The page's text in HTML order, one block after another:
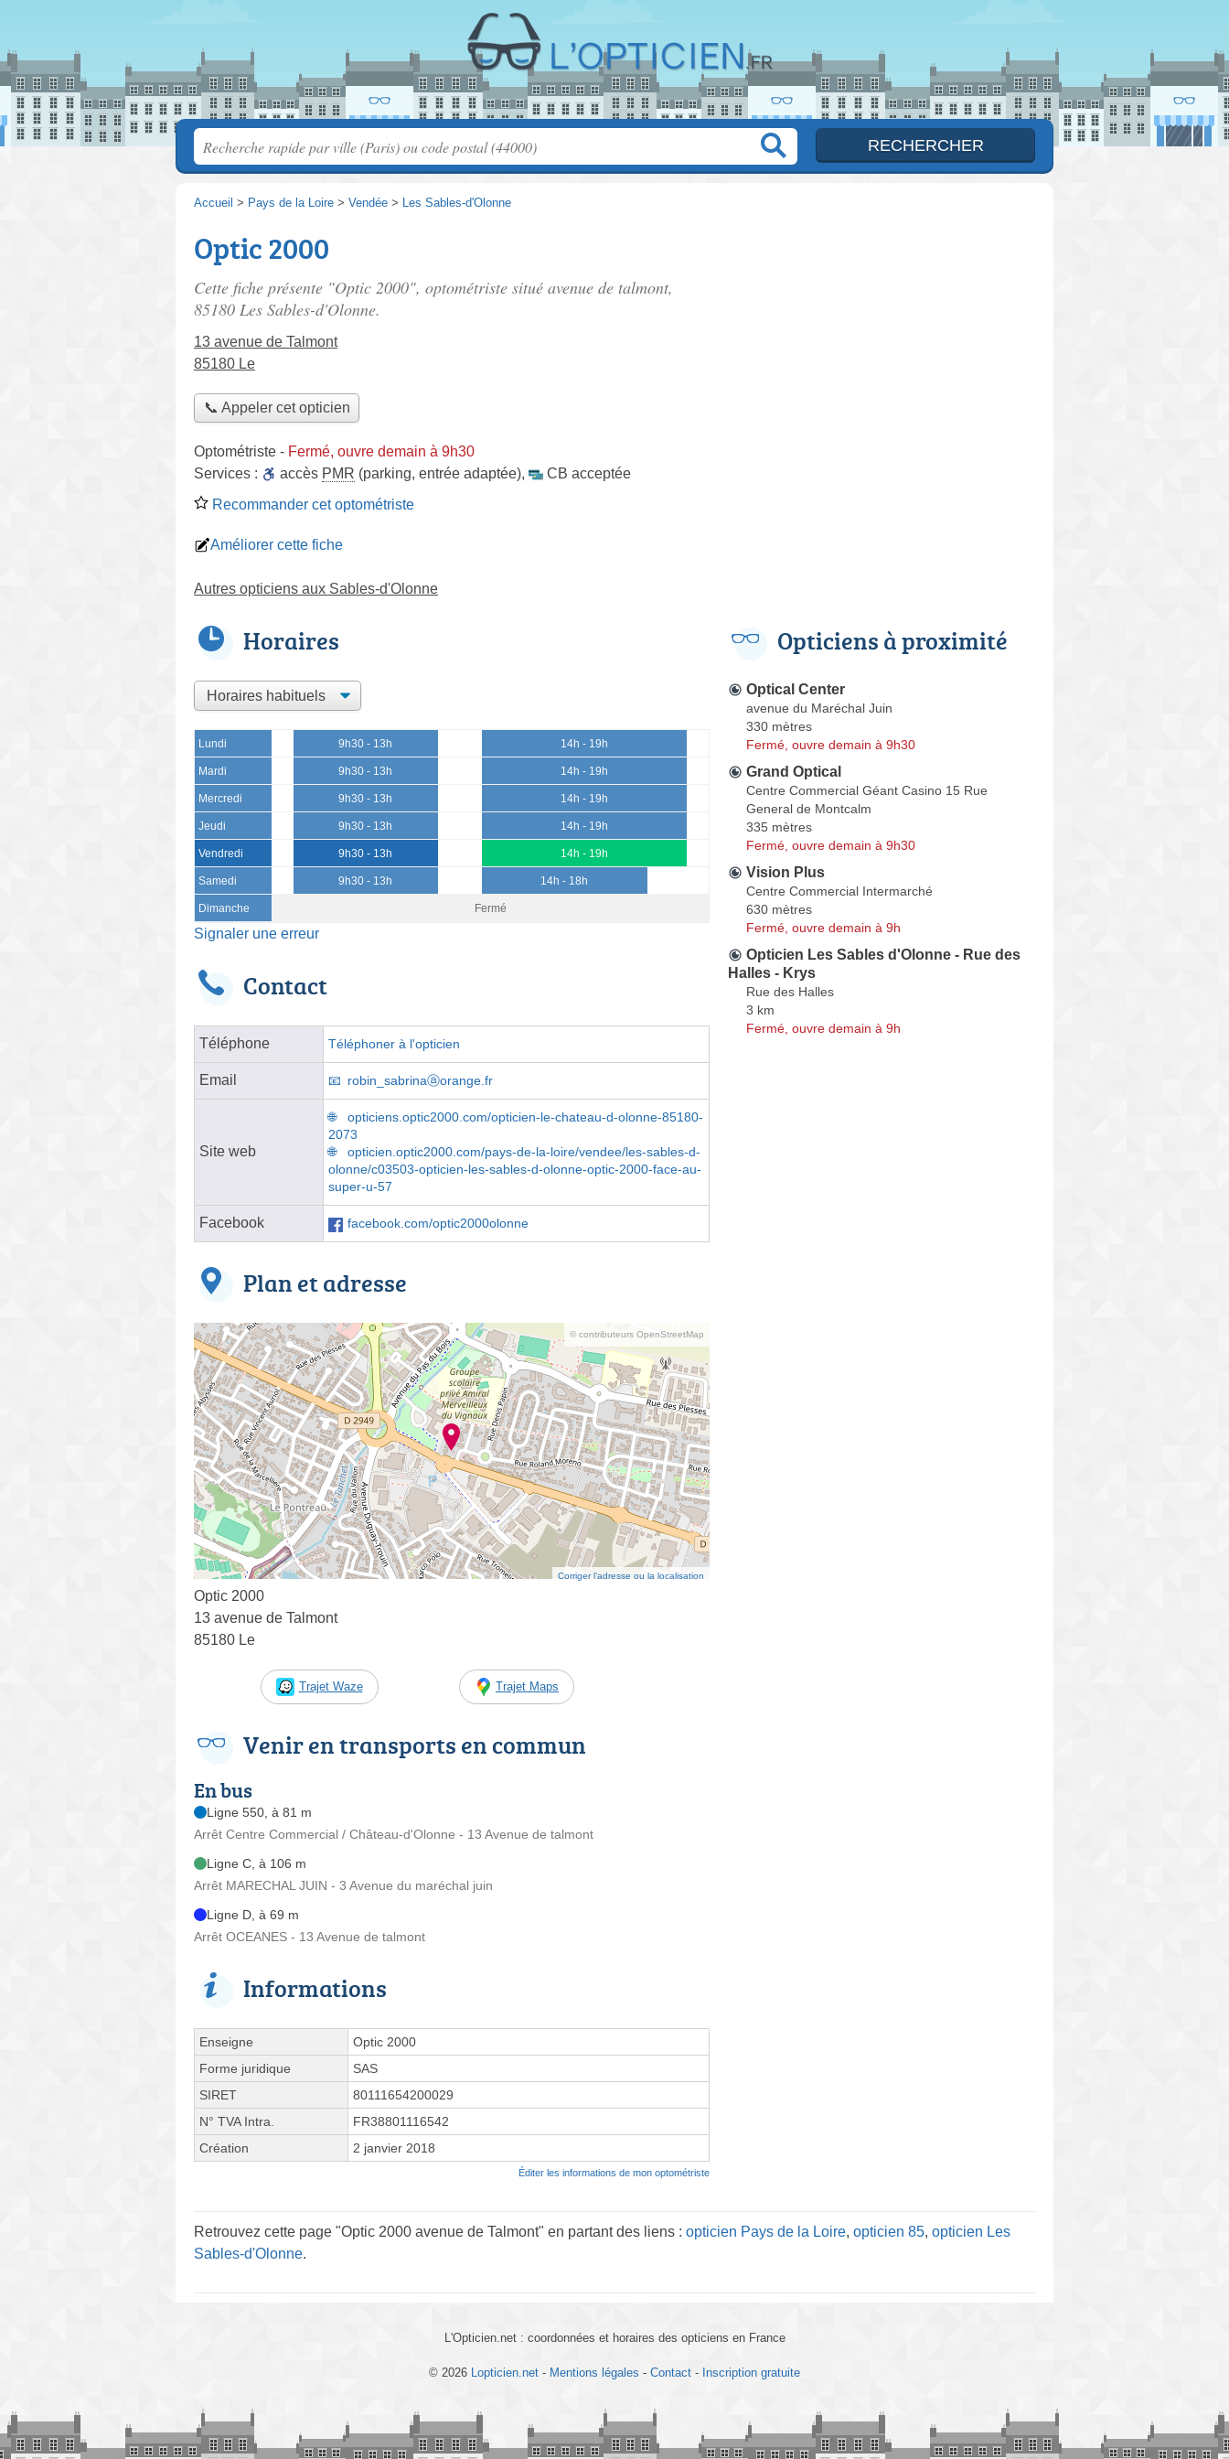
Accueil > Pays de la Loire > Vendée > Les Sables-d'Olonne
Optic 2000
Cette fiche présente "Optic 2000", optométriste situé avenue de talmont,
85180 Les Sables-d'Olonne.
13 avenue de Talmont
85180 Le
📞 Appeler cet opticien
Optométriste - Fermé, ouvre demain à 9h30
Services :
accès PMR (parking, entrée adaptée),
CB acceptée
Recommander cet optométriste
Améliorer cette fiche
Autres opticiens aux Sables-d'Olonne
Horaires
Lundi 9h30 - 13h 14h - 19h
Mardi 9h30 - 13h 14h - 19h
Mercredi 9h30 - 13h 14h - 19h
Jeudi 9h30 - 13h 14h - 19h
Vendredi 9h30 - 13h 14h - 19h
Samedi 9h30 - 13h 14h - 18h
Dimanche Fermé
Signaler une erreur
Contact
Téléphone Téléphoner à l'opticien
Email robin_sabrinaⓐorange.fr
Site web
opticiens.optic2000.com/opticien-le-chateau-d-olonne-85180-
2073
opticien.optic2000.com/pays-de-la-loire/vendee/les-sables-d-
olonne/c03503-opticien-les-sables-d-olonne-optic-2000-face-au-
super-u-57
Facebook facebook.com/optic2000olonne
Plan et adresse
© contributeurs OpenStreetMap
Corriger l’adresse ou la localisation
Optic 2000
13 avenue de Talmont
85180 Le
Trajet Waze Trajet Maps
Venir en transports en commun
En bus
Ligne 550, à 81 m
Arrêt Centre Commercial / Château-d'Olonne - 13 Avenue de talmont
Ligne C, à 106 m
Arrêt MARECHAL JUIN - 3 Avenue du maréchal juin
Ligne D, à 69 m
Arrêt OCEANES - 13 Avenue de talmont
Informations
Enseigne
Optic 2000
Forme juridique
SAS
SIRET
80111654200029
N° TVA Intra.
FR38801116542
Création
2 janvier 2018
Éditer les informations de mon optométriste
Opticiens à proximité
Optical Center
avenue du Maréchal Juin
330 mètres
Fermé, ouvre demain à 9h30
Grand Optical
Centre Commercial Géant Casino 15 Rue
General de Montcalm
335 mètres
Fermé, ouvre demain à 9h30
Vision Plus
Centre Commercial Intermarché
630 mètres
Fermé, ouvre demain à 9h
Opticien Les Sables d'Olonne - Rue des
Halles - Krys
Rue des Halles
3 km
Fermé, ouvre demain à 9h
Retrouvez cette page "Optic 2000 avenue de Talmont" en partant des liens : opticien Pays de la Loire, opticien 85, opticien Les
Sables-d'Olonne.
L'Opticien.net : coordonnées et horaires des opticiens en France
© 2026 Lopticien.net - Mentions légales - Contact - Inscription gratuite